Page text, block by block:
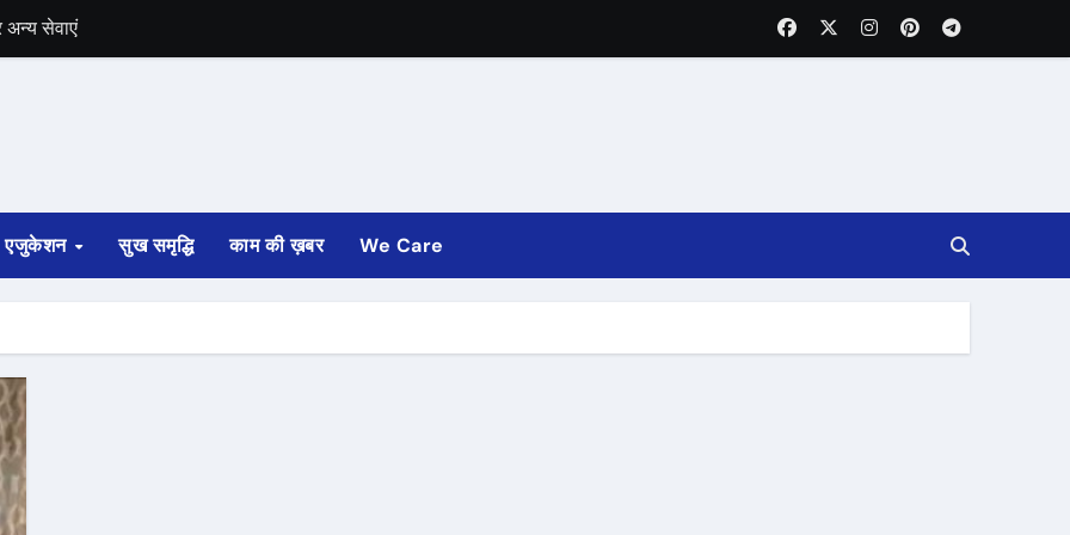
सेवाएं
पटरी से उतरी
एजुकेशन सुख समृद्धि काम की ख़बर We Care